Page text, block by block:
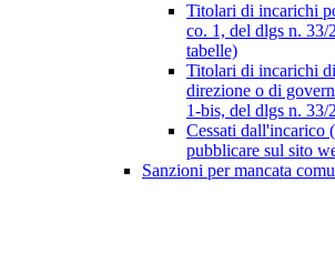
Titolari di incarichi
co. 1, del dlgs n. 33/
tabelle)
Titolari di incarichi
direzione o di
1-bis, del dlgs n. 33/
Cessati dall'incarico
pubblicare sul sito
Sanzioni per mancata